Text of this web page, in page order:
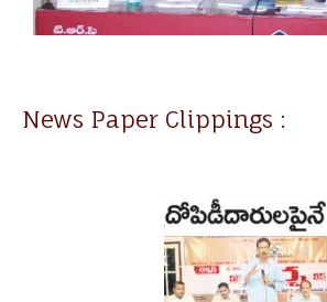
News Paper Clippings :